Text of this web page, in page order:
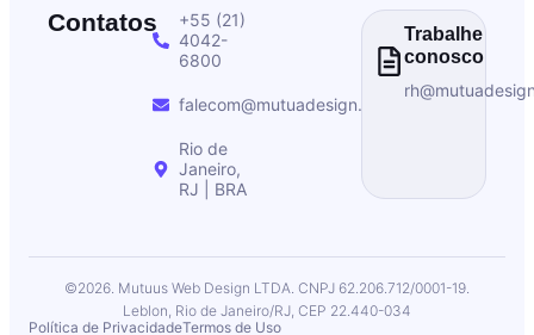
Contatos
+55 (21)
4042-
6800
falecom@mutuadesign.com
Rio de
Janeiro,
RJ | BRA
Trabalhe
conosco
©2026. Mutuus Web Design LTDA. CNPJ 62.206.712/0001-19.
Leblon, Rio de Janeiro/RJ, CEP 22.440-034
Política de PrivacidadeTermos de Uso